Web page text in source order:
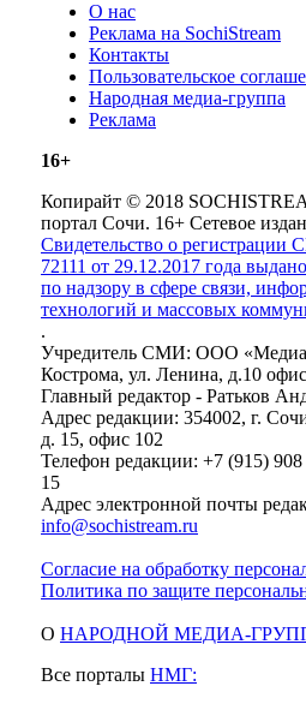
О нас
Реклама на SochiStream
Контакты
Пользовательское
Народная медиа-группа
Реклама
16+
Копирайт © 2018
портал Сочи. 16+ Сетевое
Свидетельство о
72111 от 29.12.2017 года
по надзору в сфере связи,
технологий и массовых
.
Учредитель СМИ: ООО «Медиа-
Кострома, ул. Ленина, д.10
Главный редактор - Ратьков
Адрес редакции: 354002, г.
д. 15, офис 102
Телефон редакции: +7 (915)
15
Адрес электронной почты
info@sochistream.ru
Согласие на обработку
Политика по защите
О НАРОДНОЙ МЕДИА-
Все порталы НМГ: